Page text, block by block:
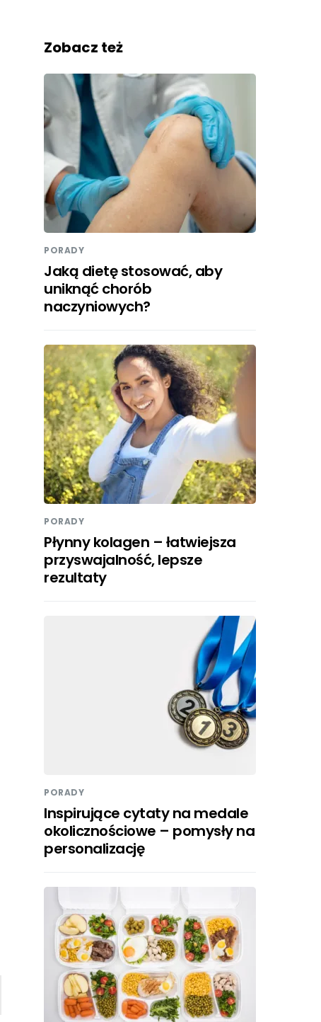
Zobacz też
PORADY
Jaką dietę stosować, aby
uniknąć chorób
naczyniowych?
PORADY
Płynny kolagen – łatwiejsza
przyswajalność, lepsze
rezultaty
PORADY
Inspirujące cytaty na medale
okolicznościowe – pomysły na
personalizację